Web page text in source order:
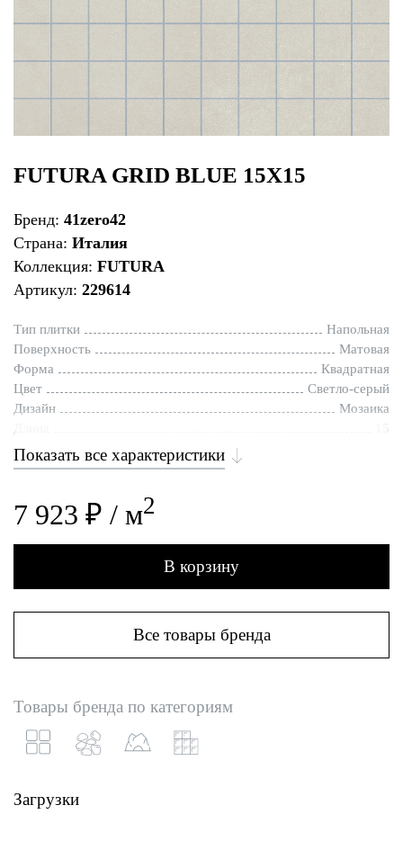
FUTURA GRID BLUE 15X15
Бренд: 41zero42
Страна: Италия
Коллекция: FUTURA
Артикул: 229614
Тип плитки
Напольная
Поверхность
Матовая
Форма
Квадратная
Цвет
Светло-серый
Дизайн
Мозаика
Показать все характеристики
7 923 ₽ / м2
В корзину
Все товары бренда
Товары бренда по категориям
Загрузки